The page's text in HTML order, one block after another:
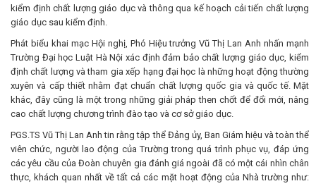
kiểm định chất lượng giáo dục và thông qua kế hoạch cải tiến chất lượng
giáo dục sau kiểm định.
Phát biểu khai mạc Hội nghị, Phó Hiệu trưởng Vũ Thị Lan Anh nhấn mạnh
Trường Đại học Luật Hà Nội xác định đảm bảo chất lượng giáo dục, kiểm
định chất lượng và tham gia xếp hạng đại học là những hoạt động thường
xuyên và cấp thiết nhằm đạt chuẩn chất lượng quốc gia và quốc tế. Mặt
khác, đây cũng là một trong những giải pháp then chốt để đổi mới, nâng
cao chất lượng chương trình đào tạo và cơ sở giáo dục.
PGS.TS Vũ Thị Lan Anh tin rằng tập thể Đảng ủy, Ban Giám hiệu và toàn thể
viên chức, người lao động của Trường trong quá trình phục vụ, đáp ứng
các yêu cầu của Đoàn chuyên gia đánh giá ngoài đã có một cái nhìn chân
thực, khách quan nhất về tất cả các mặt hoạt động của Nhà trường như: